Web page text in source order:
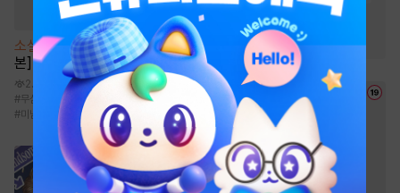
소설 [BL] Call Call Call [단행
본]
2.1만
#무심수 사내연애 존댓말공 #애증
#미남수
재회물 #트라우마
힐링물 다정남